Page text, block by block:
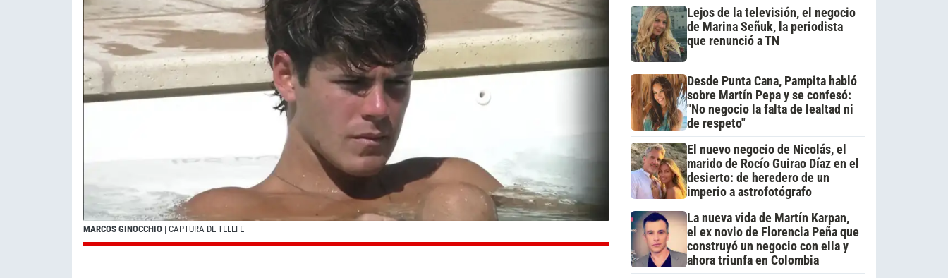
MARCOS GINOCCHIO | CAPTURA DE TELEFE
Lejos de la televisión, el negocio
de Marina Señuk, la periodista
que renunció a TN
Desde Punta Cana, Pampita habló
sobre Martín Pepa y se confesó:
"No negocio la falta de lealtad ni
de respeto"
El nuevo negocio de Nicolás, el
marido de Rocío Guirao Díaz en el
desierto: de heredero de un
imperio a astrofotógrafo
La nueva vida de Martín Karpan,
el ex novio de Florencia Peña que
construyó un negocio con ella y
ahora triunfa en Colombia